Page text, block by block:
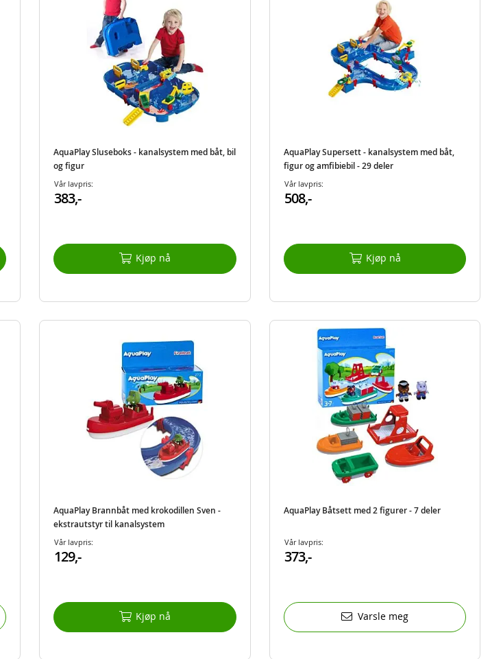
AquaPlay Sluseboks - kanalsystem med båt, bil
og figur
Vår lavpris:
383,-
Kjøp nå
AquaPlay Supersett - kanalsystem med båt,
figur og amfibiebil - 29 deler
Vår lavpris:
508,-
Kjøp nå
AquaPlay Brannbåt med krokodillen Sven -
ekstrautstyr til kanalsystem
Vår lavpris:
129,-
Kjøp nå
AquaPlay Båtsett med 2 figurer - 7 deler
Vår lavpris:
373,-
Varsle meg